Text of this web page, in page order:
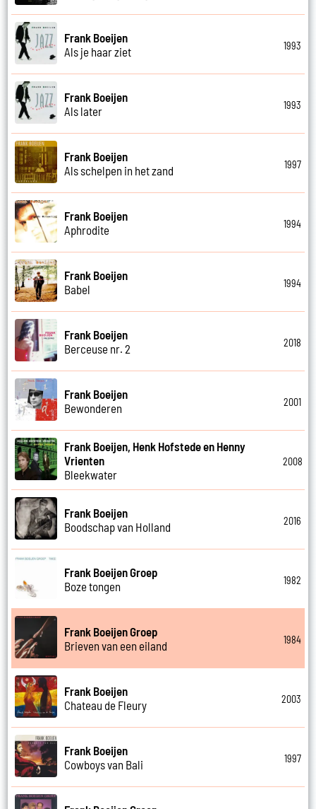
Frank Boeijen
Als je haar ziet
1993
Frank Boeijen
Als later
1993
Frank Boeijen
Als schelpen in het zand
1997
Frank Boeijen
Aphrodite
1994
Frank Boeijen
Babel
1994
Frank Boeijen
Berceuse nr. 2
2018
Frank Boeijen
Bewonderen
2001
Frank Boeijen, Henk Hofstede en Henny
Vrienten
Bleekwater
2008
Frank Boeijen
Boodschap van Holland
2016
Frank Boeijen Groep
Boze tongen
1982
Frank Boeijen Groep
Brieven van een eiland
1984
Frank Boeijen
Chateau de Fleury
2003
Frank Boeijen
Cowboys van Bali
1997